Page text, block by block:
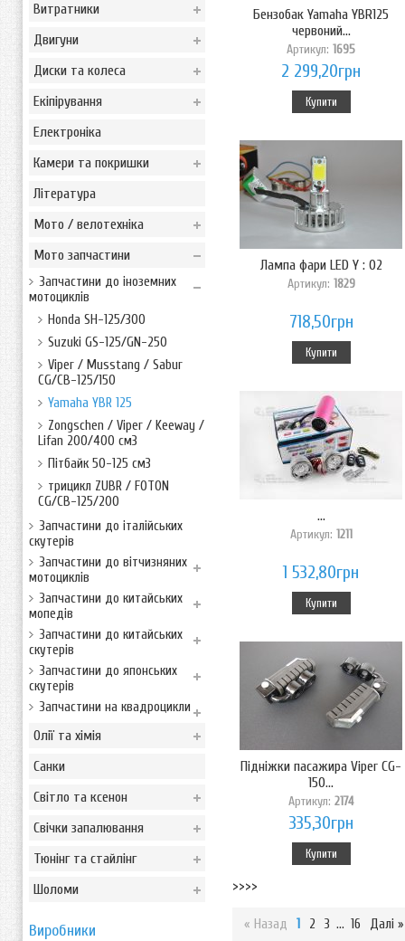
Витратники
Двигуни
Диски та колеса
Екіпірування
Електроніка
Камери та покришки
Література
Мото / велотехніка
Мото запчастини
Запчастини до іноземних
мотоциклів
Honda SH-125/300
Suzuki GS-125/GN-250
Viper / Musstang / Sabur
CG/CB-125/150
Yamaha YBR 125
Zongschen / Viper / Keeway /
Lifan 200/400 см3
Пітбайк 50-125 см3
трицикл ZUBR / FOTON
CG/CB-125/200
Запчастини до італійських
скутерів
Запчастини до вітчизняних
мотоциклів
Запчастини до китайських
мопедів
Запчастини до китайських
скутерів
Запчастини до японських
скутерів
Запчастини на квадроцикли
Олії та хімія
Санки
Світло та ксенон
Свічки запалювання
Тюнінг та стайлінг
Шоломи
Виробники
Бензобак Yamaha YBR125
червоний...
Артикул: 1695
2 299,20грн
Купити
Лампа фари LED Y : 02
Артикул: 1829
718,50грн
Купити
...
Артикул: 1211
1 532,80грн
Купити
Підніжки пасажира Viper CG-
150...
Артикул: 2174
335,30грн
Купити
>>>>
« Назад 1 2 3 ... 16 Далі »